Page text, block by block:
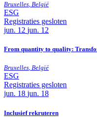
Bruxelles, België
ESG
Registraties gesloten
jun. 12 jun. 12
From quantity to quality:
Bruxelles, België
ESG
Registraties gesloten
jun. 18 jun. 18
Inclusief rekruteren